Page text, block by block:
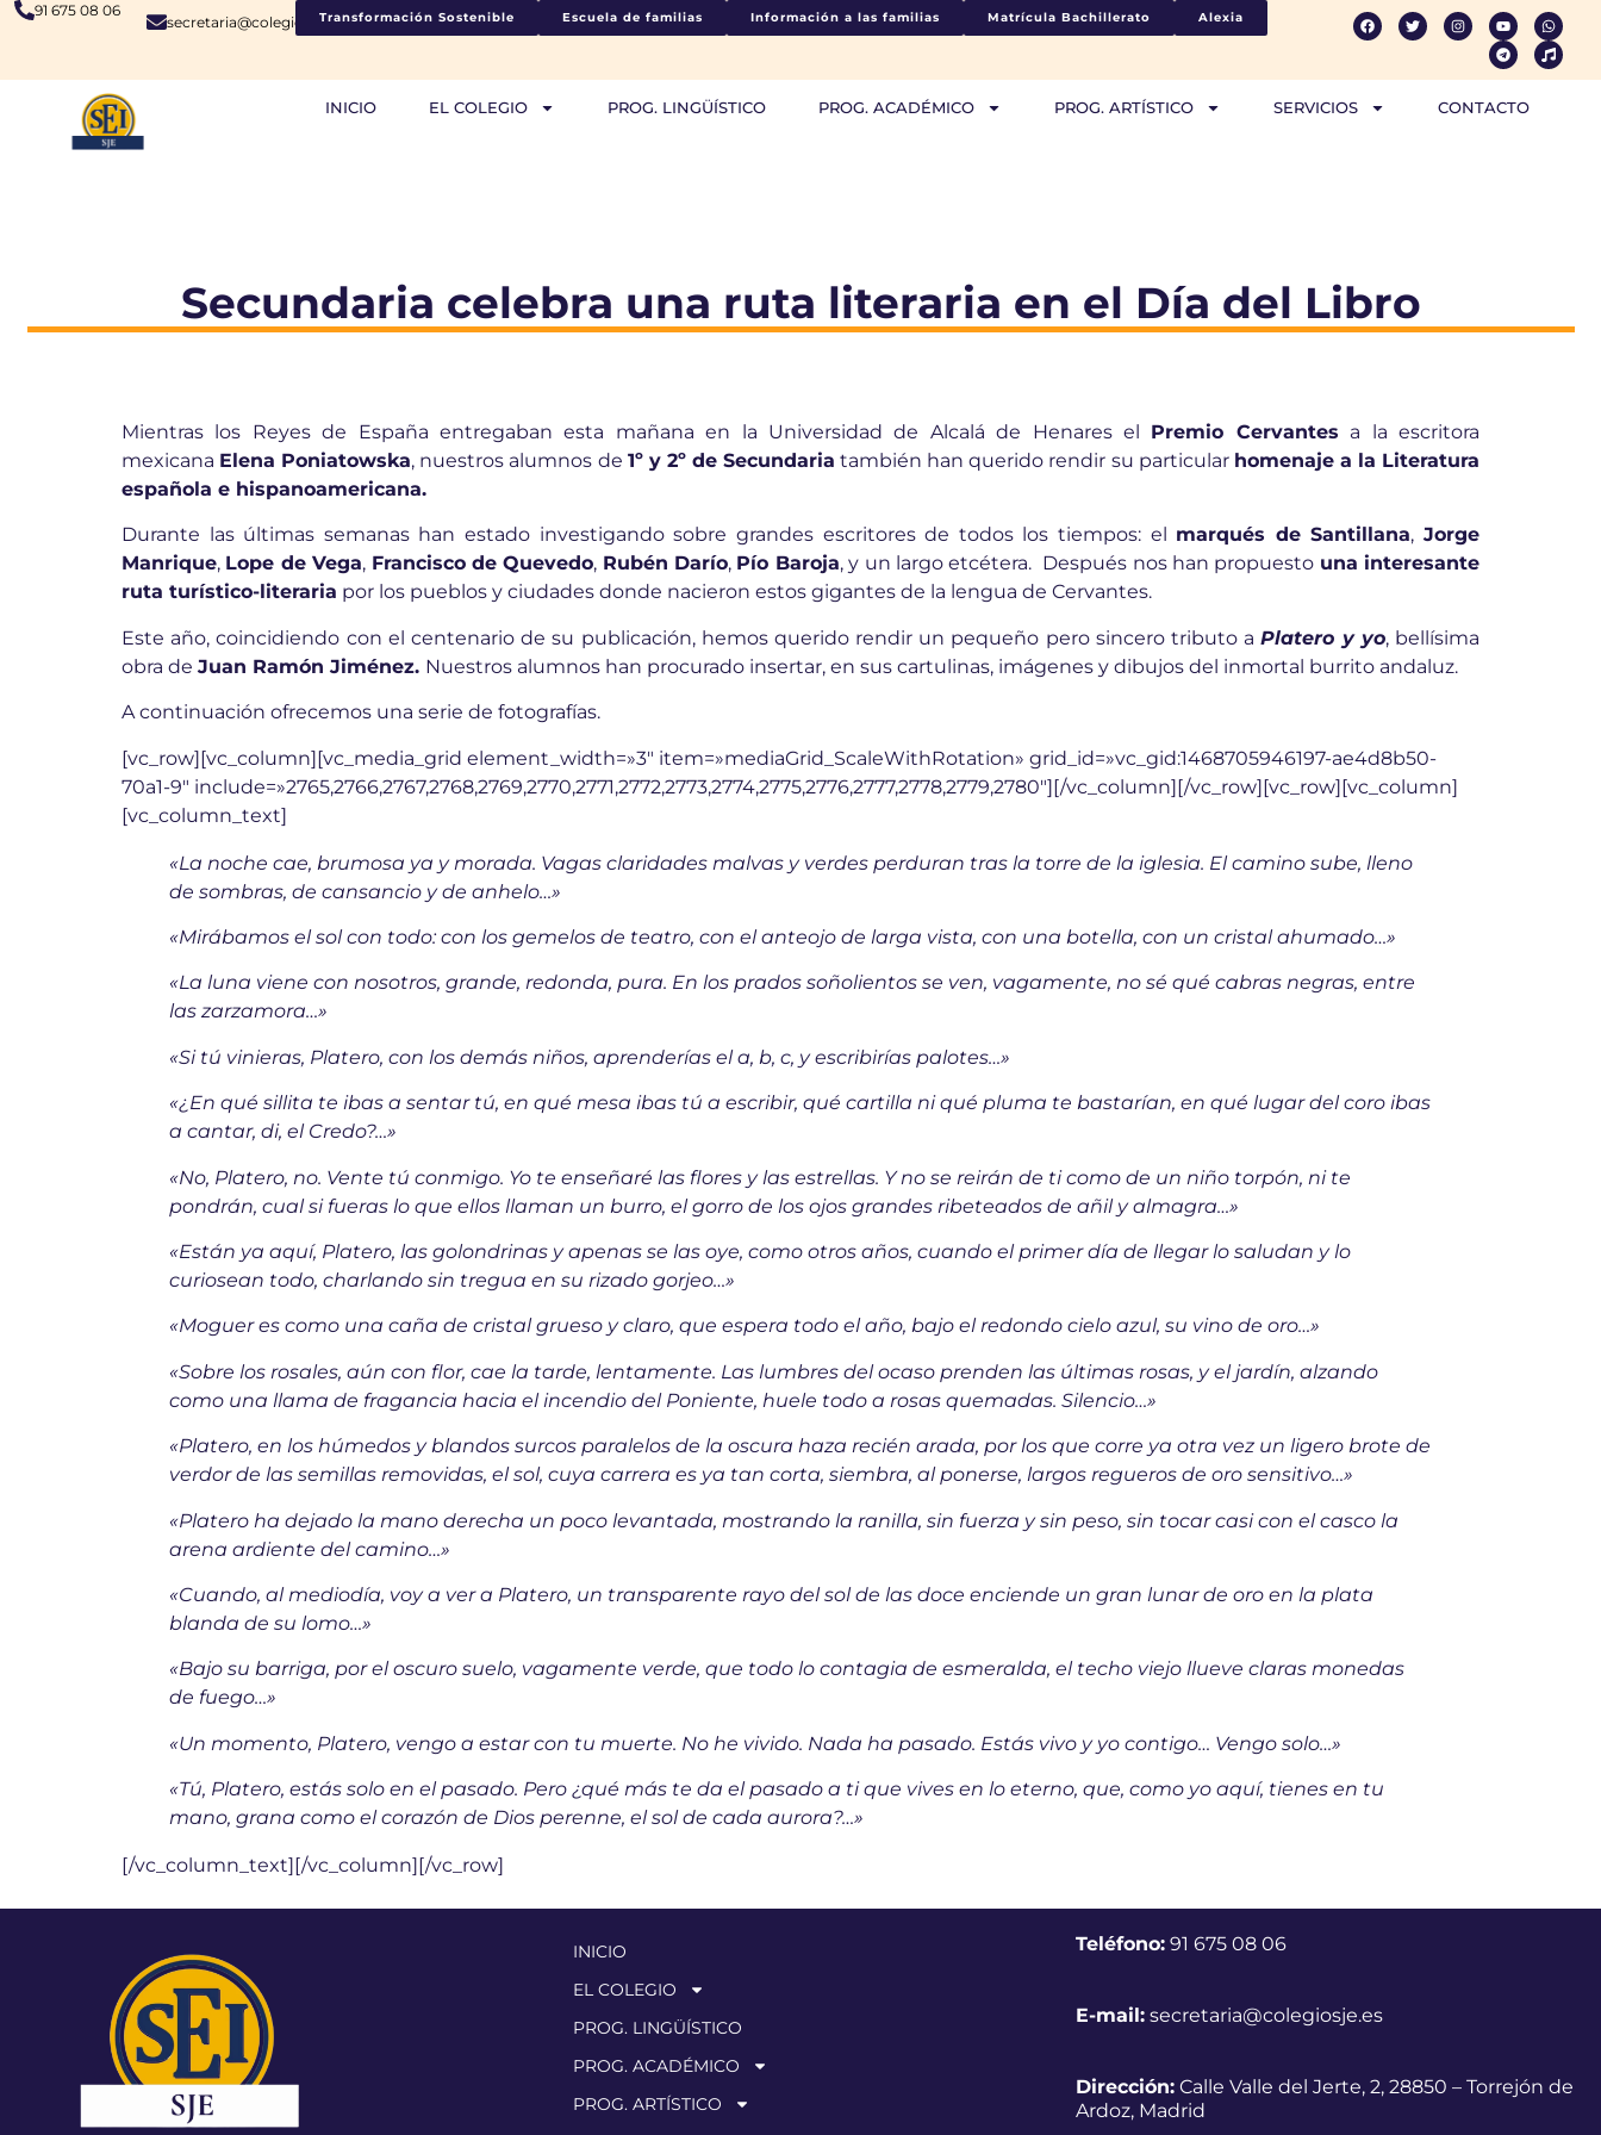
91 675 08 06
secretaria@colegiosje.esTransformación Sostenible Escuela de familias Información a las familias Matrícula Bachillerato Alexia
INICIO EL COLEGIO PROG. LINGÜÍSTICO PROG. ACADÉMICO PROG. ARTÍSTICO SERVICIOS CONTACTO
Secundaria celebra una ruta literaria en el Día del Libro
Mientras los Reyes de España entregaban esta mañana en la Universidad de Alcalá de Henares el Premio Cervantes a la escritora
mexicana Elena Poniatowska, nuestros alumnos de 1º y 2º de Secundaria también han querido rendir su particular homenaje a la Literatura
española e hispanoamericana.
Durante las últimas semanas han estado investigando sobre grandes escritores de todos los tiempos: el marqués de Santillana,Jorge
Manrique, Lope de Vega, Francisco de Quevedo, Rubén Darío, Pío Baroja, y un largo etcétera. Después nos han propuesto una interesante
ruta turístico-literaria por los pueblos y ciudades donde nacieron estos gigantes de la lengua de Cervantes.
Este año, coincidiendo con el centenario de su publicación, hemos querido rendir un pequeño pero sincero tributo aPlatero y yo, bellísima
obra de Juan Ramón Jiménez. Nuestros alumnos han procurado insertar, en sus cartulinas, imágenes y dibujos del inmortal burrito andaluz.
A continuación ofrecemos una serie de fotografías.
[vc_row][vc_column][vc_media_grid element_width=»3″ item=»mediaGrid_ScaleWithRotation» grid_id=»vc_gid:1468705946197-ae4d8b50-
70a1-9″ include=»2765,2766,2767,2768,2769,2770,2771,2772,2773,2774,2775,2776,2777,2778,2779,2780″][/vc_column][/vc_row][vc_row][vc_column]
[vc_column_text]
«La noche cae, brumosa ya y morada. Vagas claridades malvas y verdes perduran tras la torre de la iglesia. El camino sube, lleno
de sombras, de cansancio y de anhelo…»
«Mirábamos el sol con todo: con los gemelos de teatro, con el anteojo de larga vista, con una botella, con un cristal ahumado…»
«La luna viene con nosotros, grande, redonda, pura. En los prados soñolientos se ven, vagamente, no sé qué cabras negras, entre
las zarzamora…»
«Si tú vinieras, Platero, con los demás niños, aprenderías el a, b, c, y escribirías palotes…»
«¿En qué sillita te ibas a sentar tú, en qué mesa ibas tú a escribir, qué cartilla ni qué pluma te bastarían, en qué lugar del coro ibas
a cantar, di, el Credo?…»
«No, Platero, no. Vente tú conmigo. Yo te enseñaré las flores y las estrellas. Y no se reirán de ti como de un niño torpón, ni te
pondrán, cual si fueras lo que ellos llaman un burro, el gorro de los ojos grandes ribeteados de añil y almagra…»
«Están ya aquí, Platero, las golondrinas y apenas se las oye, como otros años, cuando el primer día de llegar lo saludan y lo
curiosean todo, charlando sin tregua en su rizado gorjeo…»
«Moguer es como una caña de cristal grueso y claro, que espera todo el año, bajo el redondo cielo azul, su vino de oro…»
«Sobre los rosales, aún con flor, cae la tarde, lentamente. Las lumbres del ocaso prenden las últimas rosas, y el jardín, alzando
como una llama de fragancia hacia el incendio del Poniente, huele todo a rosas quemadas. Silencio…»
«Platero, en los húmedos y blandos surcos paralelos de la oscura haza recién arada, por los que corre ya otra vez un ligero brote de
verdor de las semillas removidas, el sol, cuya carrera es ya tan corta, siembra, al ponerse, largos regueros de oro sensitivo…»
«Platero ha dejado la mano derecha un poco levantada, mostrando la ranilla, sin fuerza y sin peso, sin tocar casi con el casco la
arena ardiente del camino…»
«Cuando, al mediodía, voy a ver a Platero, un transparente rayo del sol de las doce enciende un gran lunar de oro en la plata
blanda de su lomo…»
«Bajo su barriga, por el oscuro suelo, vagamente verde, que todo lo contagia de esmeralda, el techo viejo llueve claras monedas
de fuego…»
«Un momento, Platero, vengo a estar con tu muerte. No he vivido. Nada ha pasado. Estás vivo y yo contigo… Vengo solo…»
«Tú, Platero, estás solo en el pasado. Pero ¿qué más te da el pasado a ti que vives en lo eterno, que, como yo aquí, tienes en tu
mano, grana como el corazón de Dios perenne, el sol de cada aurora?…»
[/vc_column_text][/vc_column][/vc_row]
INICIO
EL COLEGIO
PROG. LINGÜÍSTICO
PROG. ACADÉMICO
PROG. ARTÍSTICO
Teléfono:91 675 08 06
E-mail: secretaria@colegiosje.es
Dirección:Calle Valle del Jerte, 2, 28850 – Torrejón de
Ardoz, Madrid